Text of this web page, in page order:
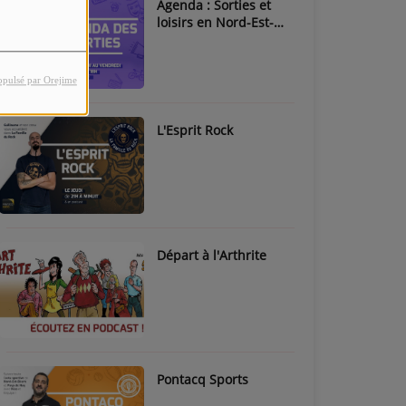
par Orejime
Agenda : Sorties et
loisirs en Nord-Est-
L'Esprit Rock
Départ à l'Arthrite
Pontacq Sports